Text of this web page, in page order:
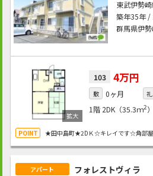
東武伊勢
築年35年 /
群馬県伊
103 4万円
敷 0ヶ月 礼
1階 2DK（35.3ｍ2）
★田中島町★2DＫ☆キレイです☆角部屋
アパート フォレストヴィラ